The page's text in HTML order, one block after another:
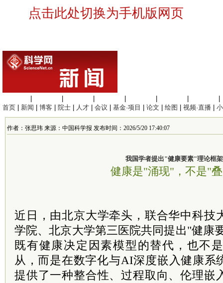
点击此处切换为手机版网页
首页
新闻 博客 院士 人才 会议 基金·项目 论文 绘图 视频·直播
作者：张思玮 来源：中国科学报 发布时间：2026/5/20 17:40:07
我国学者提出"健康要素"理论框架
健康是"涌现"，不是"
近日，由北京大学牵头，联合华中科技
学院、北京大学第三医院共同提出"健康
既有健康决定因素模型的替代，也不
从，而是在数字化与AI深度嵌入健康系
提供了一种整合性、过程取向、伦理嵌